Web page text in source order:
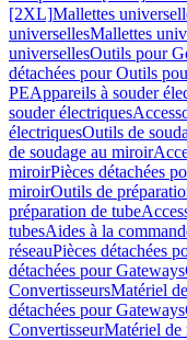
[2XL]Mallettes
universellesMallettes
universellesOutils pour
détachées pour Outils
PEAppareils à souder
souder électriques
électriquesOutils de
de soudage au miroir
miroirPièces détachées
miroirOutils de
préparation de tube
tubesAides à la
réseauPièces détachées
détachées pour Gateways
ConvertisseursMatériel
détachées pour Gateways
ConvertisseurMatériel de